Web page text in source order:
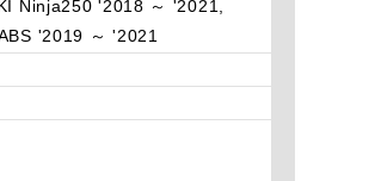
Ninja250 '2018 ～ '2021,
'2019 ～ '2021